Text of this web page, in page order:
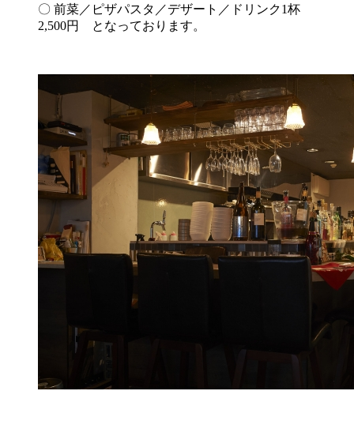
〇 前菜／ピザパスタ／デザート／ドリンク1杯
2,500円 となっております。